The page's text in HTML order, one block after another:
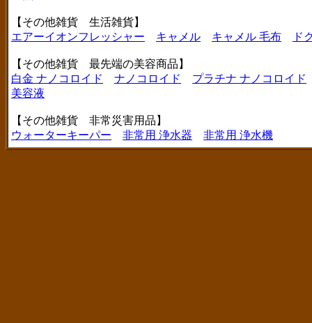
【その他雑貨 生活雑貨】
エアーイオンフレッシャー
キャメル キャメル 毛布 ド
【その他雑貨 最先端の美容商品】
白金 ナノコロイド
ナノコロイド
プラチナ ナノコロイド
美容液
【その他雑貨 非常災害用品】
ウォーターキーパー
非常用 浄水器 非常用 浄水機